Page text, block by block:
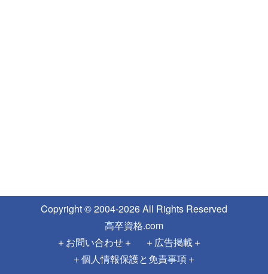
Copyright©2004-2026 All Rights Reserved
高卒資格.com
＋お問い合わせ＋
＋広告掲載＋
＋個人情報保護と免責事項＋